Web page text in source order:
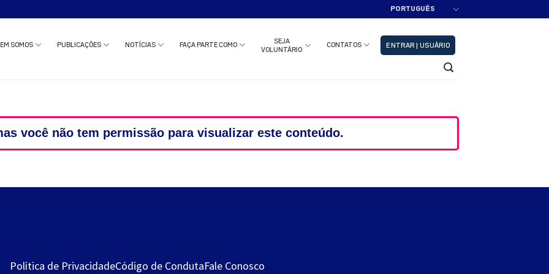
PORTUGUÊS
SOMOS PUBLICAÇÕES NOTÍCIAS FAÇA PARTE COMO
SEJA
VOLUNTÁRIO
CONTATOS ENTRAR | USUÁRIO
você não tem permissão para visualizar este conteúdo.
Política de PrivacidadeCódigo de CondutaFale Conosco
estudo clínico ou solicitar uma reunião com nossa equipe?Clique aquie cadastre-se!! Fechar